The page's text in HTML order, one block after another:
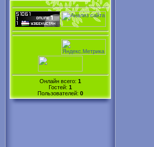
Онлайн всего: 1
Гостей: 1
Пользователей: 0